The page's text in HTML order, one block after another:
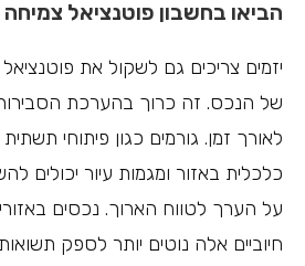
הביאו בחשבון פוטנציאל צמיחה
יזמים צריכים גם לשקול את
של הנכס. זה כרוך בהערכת
לאורך זמן. גורמים כגון פיתוחי
כלכלית באזור ומגמות עיור יכולים
על הערך לטווח הארוך. נכסים
חיוביים אלה נוטים יותר לספק